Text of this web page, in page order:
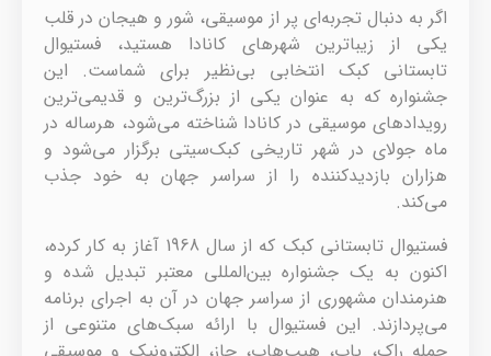
اگر به دنبال تجربه‌ای پر از موسیقی، شور و هیجان در قلب
یکی از زیباترین شهرهای کانادا هستید، فستیوال
تابستانی کبک انتخابی بی‌نظیر برای شماست. این
جشنواره که به عنوان یکی از بزرگ‌ترین و قدیمی‌ترین
رویدادهای موسیقی در کانادا شناخته می‌شود، هرساله در
ماه جولای در شهر تاریخی کبک‌سیتی برگزار می‌شود و
هزاران بازدیدکننده را از سراسر جهان به خود جذب
می‌کند.
فستیوال تابستانی کبک که از سال 1968 آغاز به کار کرده،
اکنون به یک جشنواره بین‌المللی معتبر تبدیل شده و
هنرمندان مشهوری از سراسر جهان در آن به اجرای برنامه
می‌پردازند. این فستیوال با ارائه سبک‌های متنوعی از